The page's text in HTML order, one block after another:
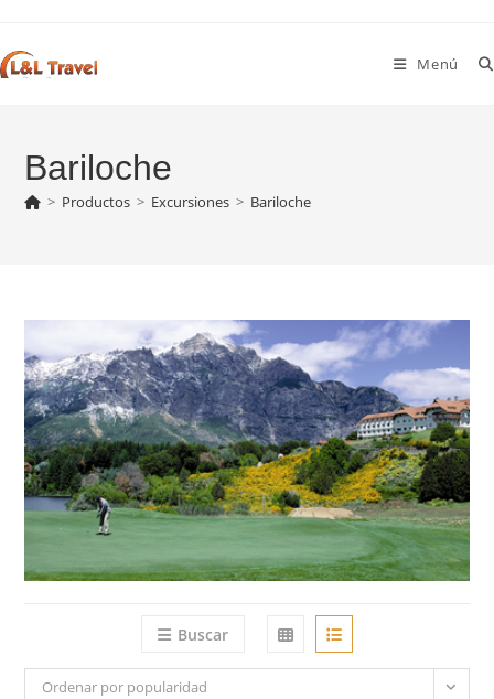
contenido
Menú
Bariloche
> Productos > Excursiones > Bariloche
Buscar
Ordenar por popularidad